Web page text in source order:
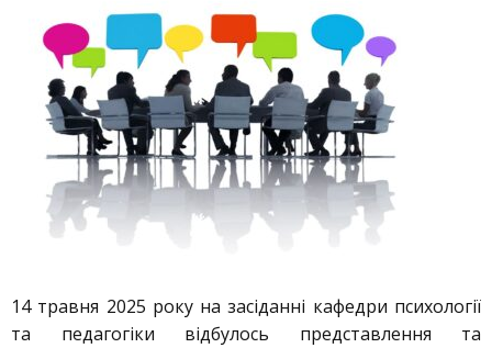
14 травня 2025 року на засіданні кафедри психології
та педагогіки відбулось представлення та